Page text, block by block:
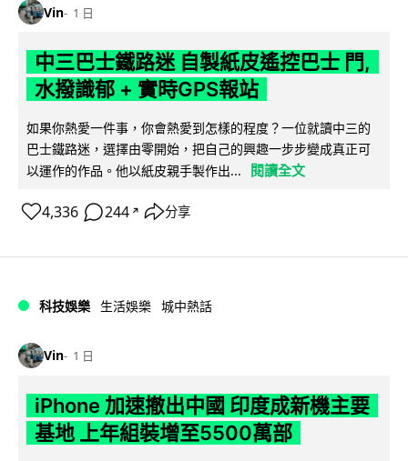
Vin 1 日
中三巴士鐵路迷 自製紙皮遙控巴士 門,
水撥識郁 + 實時GPS報站
如果你熱愛一件事，你會熱愛到怎樣的程度？一位就讀中三的
巴士鐵路迷，選擇由零開始，把自己的興趣一步步變成真正可
以運作的作品。他以紙皮親手製作出...
閱讀全文
4,336 244 ↗ 分享
科技娛樂 生活娛樂 城中熱話
Vin 1 日
iPhone 加速撤出中國 印度成新機主要
基地 上年組裝增至5500萬部